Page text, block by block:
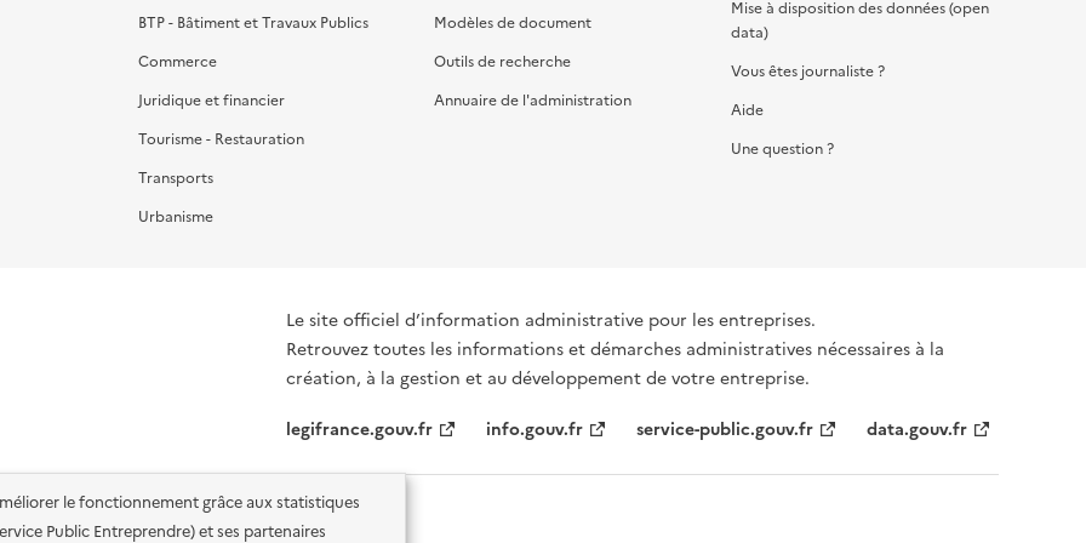
le fonctionnement grâce aux statistiques
Public Entreprendre) et ses partenaires
BTP - Bâtiment et Travaux Publics
Commerce
Juridique et financier
Tourisme - Restauration
Transports
Urbanisme
Modèles de document
Outils de recherche
Annuaire de l'administration
Mise à disposition des données (open
data)
Vous êtes journaliste ?
Aide
Une question ?
Le site officiel d’information administrative pour les entreprises.
Retrouvez toutes les informations et démarches administratives nécessaires à la
création, à la gestion et au développement de votre entreprise.
legifrance.gouv.fr
info.gouv.fr service-public.gouv.fr data.gouv.fr